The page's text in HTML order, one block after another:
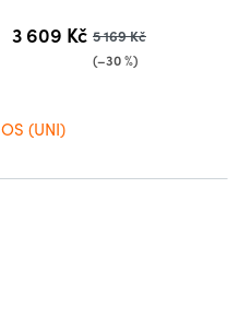
3 609 Kč 5 169 Kč
(–30 %)
OS (UNI)